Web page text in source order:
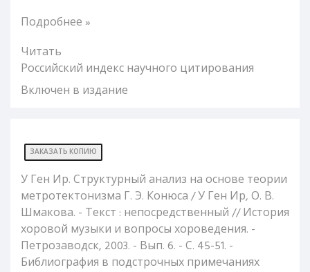
Подробнее »
Читать
Российский индекс научного цитирования
Включен в издание
ЗАКАЗАТЬ КОПИЮ
У Ген Ир. Структурный анализ на основе теории
метротектонизма Г. Э. Конюса / У Ген Ир, О. В.
Шмакова. - Текст : непосредственный // История
хоровой музыки и вопросы хороведения. -
Петрозаводск, 2003. - Вып. 6. - С. 45-51. -
Библиография в подстрочных примечаниях